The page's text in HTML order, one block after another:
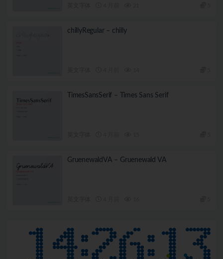
chillyRegular – chilly
TimesSansSerif – Times Sans Serif
GruenewaldVA – Gruenewald VA